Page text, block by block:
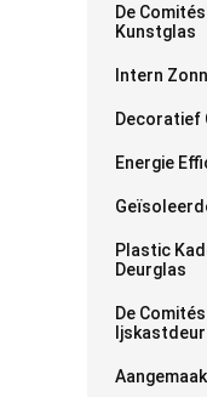
De
Kunstglas
Intern
Decoratief
Energie
Plastic
Deurglas
De
Ijskastdeur